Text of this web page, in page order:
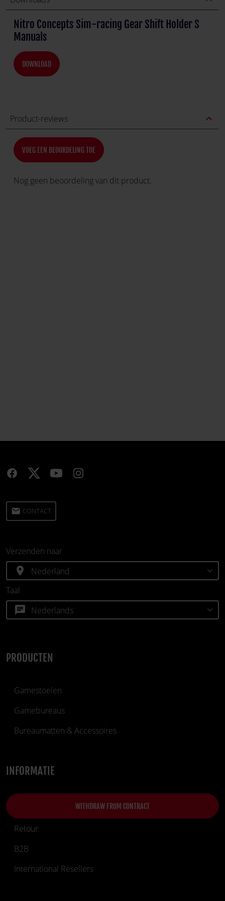
Nitro Concepts Sim-racing Gear Shift Holder S
Manuals
DOWNLOAD
Product-reviews expand_less
VOEG EEN BEOORDELING TOE
Nog geen beoordeling van dit product.
email CONTACT
PRODUCTEN
Gamestoelen
Gamebureaus
Bureaumatten & Accessoires
INFORMATIE
WITHDRAW FROM CONTRACT
Retour
B2B
International Resellers
Verzenden naar
location_on
Taal
chat